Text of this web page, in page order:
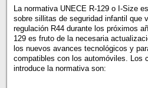
La normativa UNECE R-129 o I-Size
sobre sillitas de seguridad infantil que
regulación R44 durante los próximos
129 es fruto de la necesaria
los nuevos avances tecnológicos y
compatibles con los automóviles. Los
introduce la normativa son: